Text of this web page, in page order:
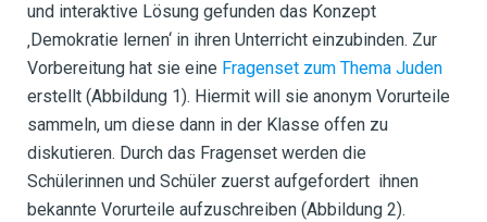
und interaktive Lösung gefunden das Konzept
‚Demokratie lernen‘ in ihren Unterricht einzubinden. Zur
Vorbereitung hat sie eine Fragenset zum Thema Juden
erstellt (Abbildung 1). Hiermit will sie anonym Vorurteile
sammeln, um diese dann in der Klasse offen zu
diskutieren. Durch das Fragenset werden die
Schülerinnen und Schüler zuerst aufgefordert ihnen
bekannte Vorurteile aufzuschreiben (Abbildung 2).